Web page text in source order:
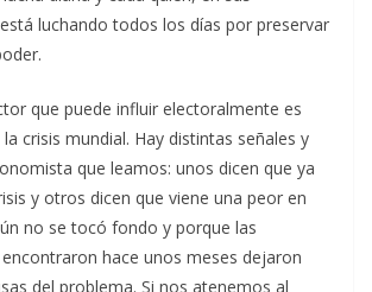
luchando todos los días por preservar
que puede influir electoralmente es
crisis mundial. Hay distintas señales y
que leamos: unos dicen que ya
y otros dicen que viene una peor en
no se tocó fondo y porque las
hace unos meses dejaron
del problema. Si nos atenemos al